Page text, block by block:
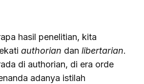
hasil penelitian, kita
authorian dan libertarian.
di authorian, di era orde
adanya istilah